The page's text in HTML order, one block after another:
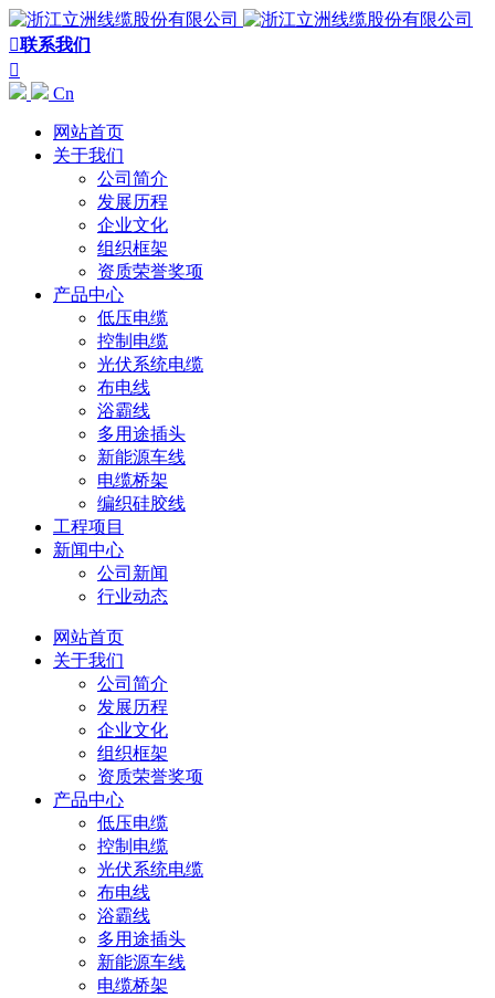
联系我们

Cn
网站首页
关于我们
公司简介
发展历程
企业文化
组织框架
资质荣誉奖项
产品中心
低压电缆
控制电缆
光伏系统电缆
布电线
浴霸线
多用途插头
新能源车线
电缆桥架
编织硅胶线
工程项目
新闻中心
公司新闻
行业动态
网站首页
关于我们
公司简介
发展历程
企业文化
组织框架
资质荣誉奖项
产品中心
低压电缆
控制电缆
光伏系统电缆
布电线
浴霸线
多用途插头
新能源车线
电缆桥架